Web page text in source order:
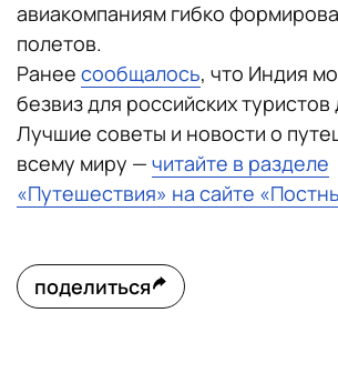
авиакомпаниям гибко
полетов.
Ранее сообщалось, что Индия
безвиз для российских туристов
Лучшие советы и новости о
всему миру — читайте в разделе
«Путешествия» на сайте
поделиться